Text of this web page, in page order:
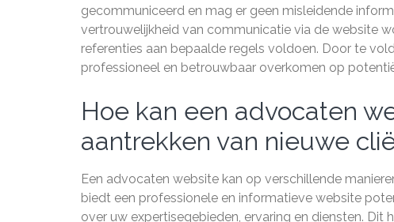
gecommuniceerd en mag er geen misleidende
vertrouwelijkheid van communicatie via de website
referenties aan bepaalde regels voldoen. Door te
professioneel en betrouwbaar overkomen op
Hoe kan een advocaten
aantrekken van nieuwe
Een advocaten website kan op verschillende
biedt een professionele en informatieve website
over uw expertisegebieden, ervaring en diensten.